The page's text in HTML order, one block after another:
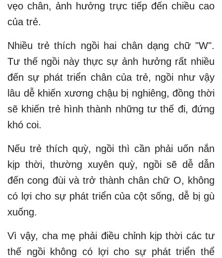
vẹo chân, ảnh hưởng trực tiếp đến chiều cao
của trẻ.
Nhiều trẻ thích ngồi hai chân dạng chữ "W".
Tư thế ngồi này thực sự ảnh hưởng rất nhiều
đến sự phát triển chân của trẻ, ngồi như vậy
lâu dễ khiến xương chậu bị nghiêng, đồng thời
sẽ khiến trẻ hình thành những tư thế đi, đứng
khó coi.
Nếu trẻ thích quỳ, ngồi thì cần phải uốn nắn
kịp thời, thường xuyên quỳ, ngồi sẽ dễ dẫn
đến cong đùi và trở thành chân chữ O, không
có lợi cho sự phát triển của cột sống, dễ bị gù
xuống.
Vì vậy, cha mẹ phải điều chỉnh kịp thời các tư
thế ngồi không có lợi cho sự phát triển thể